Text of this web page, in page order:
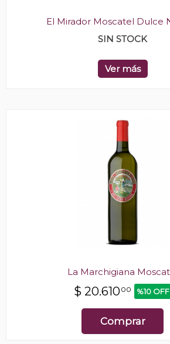
El Mirador Moscatel Dulce
SIN STOCK
Ver más
La Marchigiana
$ 20.61000 %10 OFF
Comprar